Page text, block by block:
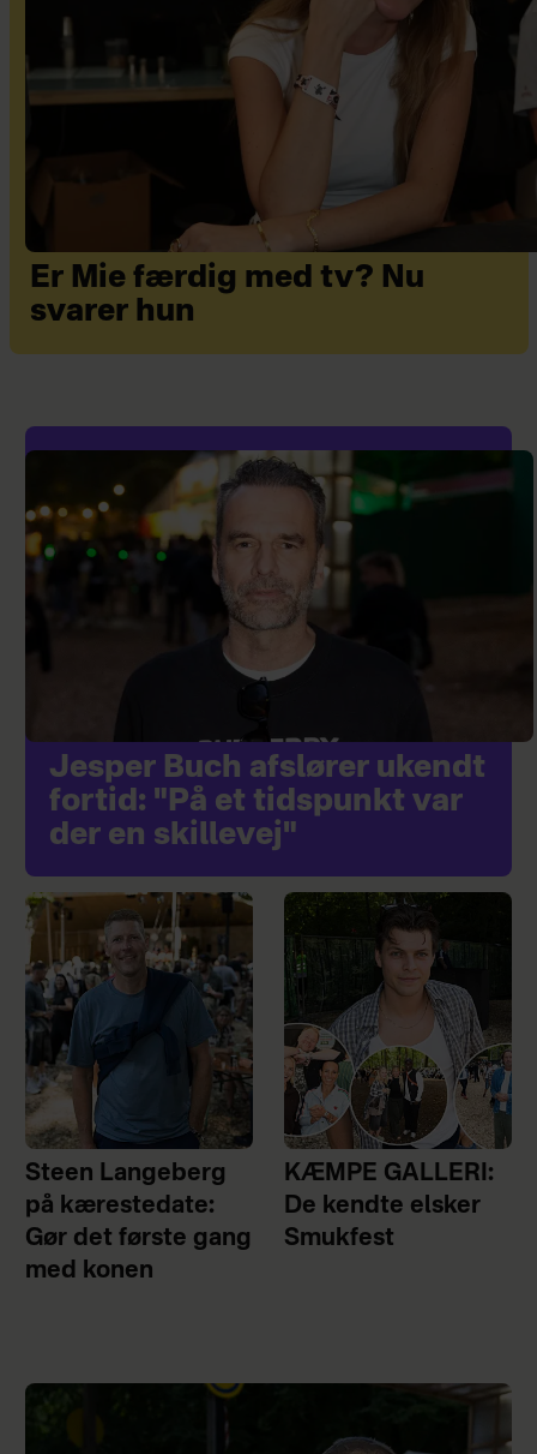
Er Mie færdig med tv? Nu
svarer hun
Jesper Buch afslører ukendt
fortid: "På et tidspunkt var
der en skillevej"
Steen Langeberg
på kærestedate:
Gør det første gang
med konen
KÆMPE GALLERI:
De kendte elsker
Smukfest